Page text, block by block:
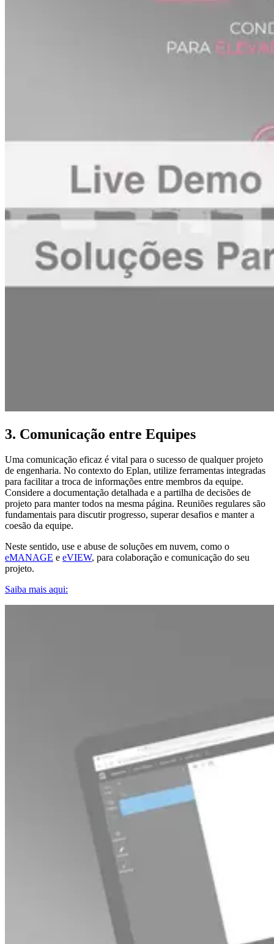
3. Comunicação entre Equipes
Uma comunicação eficaz é vital para o sucesso de qualquer projeto
de engenharia. No contexto do Eplan, utilize ferramentas integradas
para facilitar a troca de informações entre membros da equipe.
Considere a documentação detalhada e a partilha de decisões de
projeto para manter todos na mesma página. Reuniões regulares são
fundamentais para discutir progresso, superar desafios e manter a
coesão da equipe.
Neste sentido, use e abuse de soluções em nuvem, como o
eMANAGE e eVIEW, para colaboração e comunicação do seu
projeto.
Saiba mais aqui: